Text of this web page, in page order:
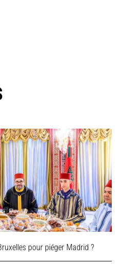
pour piéger Madrid ?